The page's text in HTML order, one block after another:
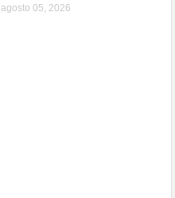
agosto 05, 2026